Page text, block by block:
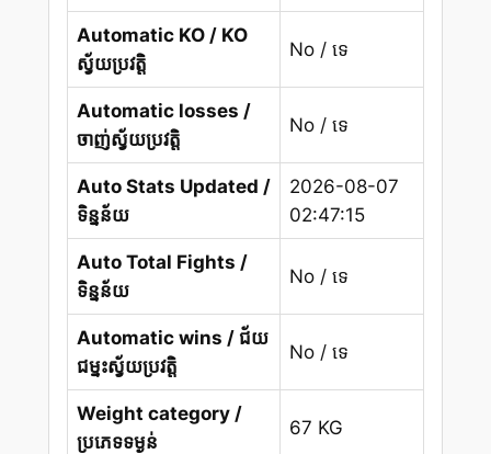
Automatic KO / KO
ស្វ័យប្រវត្តិ
No / ទេ
Automatic losses /
ចាញ់ស្វ័យប្រវត្តិ
No / ទេ
Auto Stats Updated /
ទិន្នន័យ
2026-08-07
02:47:15
Auto Total Fights /
ទិន្នន័យ
No / ទេ
Automatic wins / ជ័យ
ជម្នះស្វ័យប្រវត្តិ
No / ទេ
Weight category /
ប្រភេទទម្ងន់
67 KG